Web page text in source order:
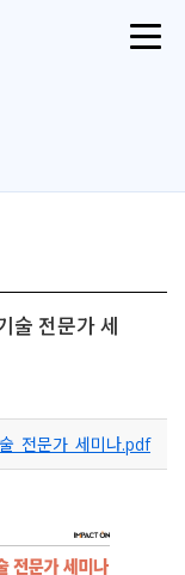
술 전문가 세
_전문가_세미나.pdf